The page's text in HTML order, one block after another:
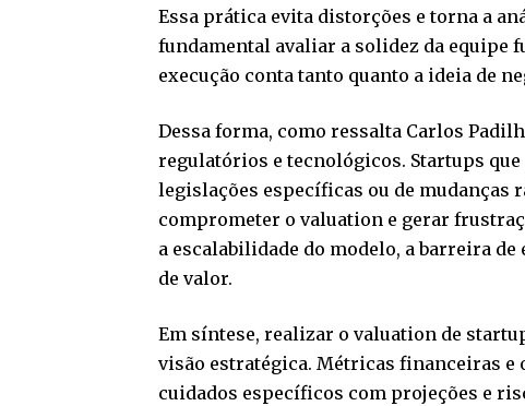
Essa prática evita distorções e torna a
fundamental avaliar a solidez da equipe
execução conta tanto quanto a ideia de
Dessa forma, como ressalta Carlos
regulatórios e tecnológicos. Startups
legislações específicas ou de mudanças
comprometer o valuation e gerar
a escalabilidade do modelo, a barreira
de valor.
Em síntese, realizar o valuation de
visão estratégica. Métricas financeiras e
cuidados específicos com projeções e